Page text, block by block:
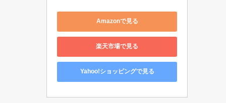
Amazonで見る
楽天市場で見る
Yahoo!ショッピングで見る